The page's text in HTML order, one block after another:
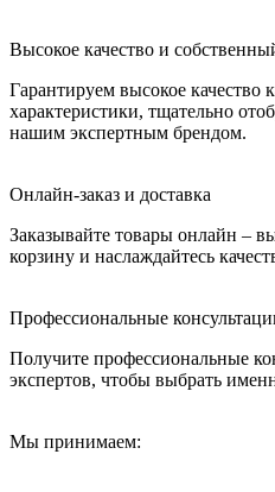
Высокое качество и
Гарантируем высокое качество
характеристики, тщательно
нашим экспертным брендом.
Онлайн-заказ и доставка
Заказывайте товары онлайн –
корзину и наслаждайтесь
Профессиональные
Получите профессиональные
экспертов, чтобы выбрать
Мы принимаем: